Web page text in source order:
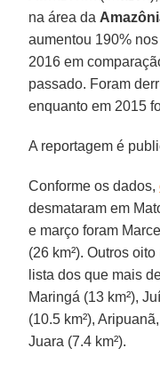
na área da
aumentou 190%
2016 em
passado. Foram
enquanto em 2015
A reportagem é
Conforme os dados,
desmataram em
e março foram
(26 km²). Outros
lista dos que mais
Maringá (13 km²),
(10.5 km²),
Juara (7.4 km²).